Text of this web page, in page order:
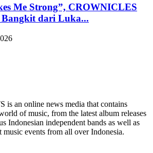
Me Strong”, CROWNICLES
Bangkit dari Luka...
an online news media that contains
of music, from the latest album releases
Indonesian independent bands as well as
music events from all over Indonesia.